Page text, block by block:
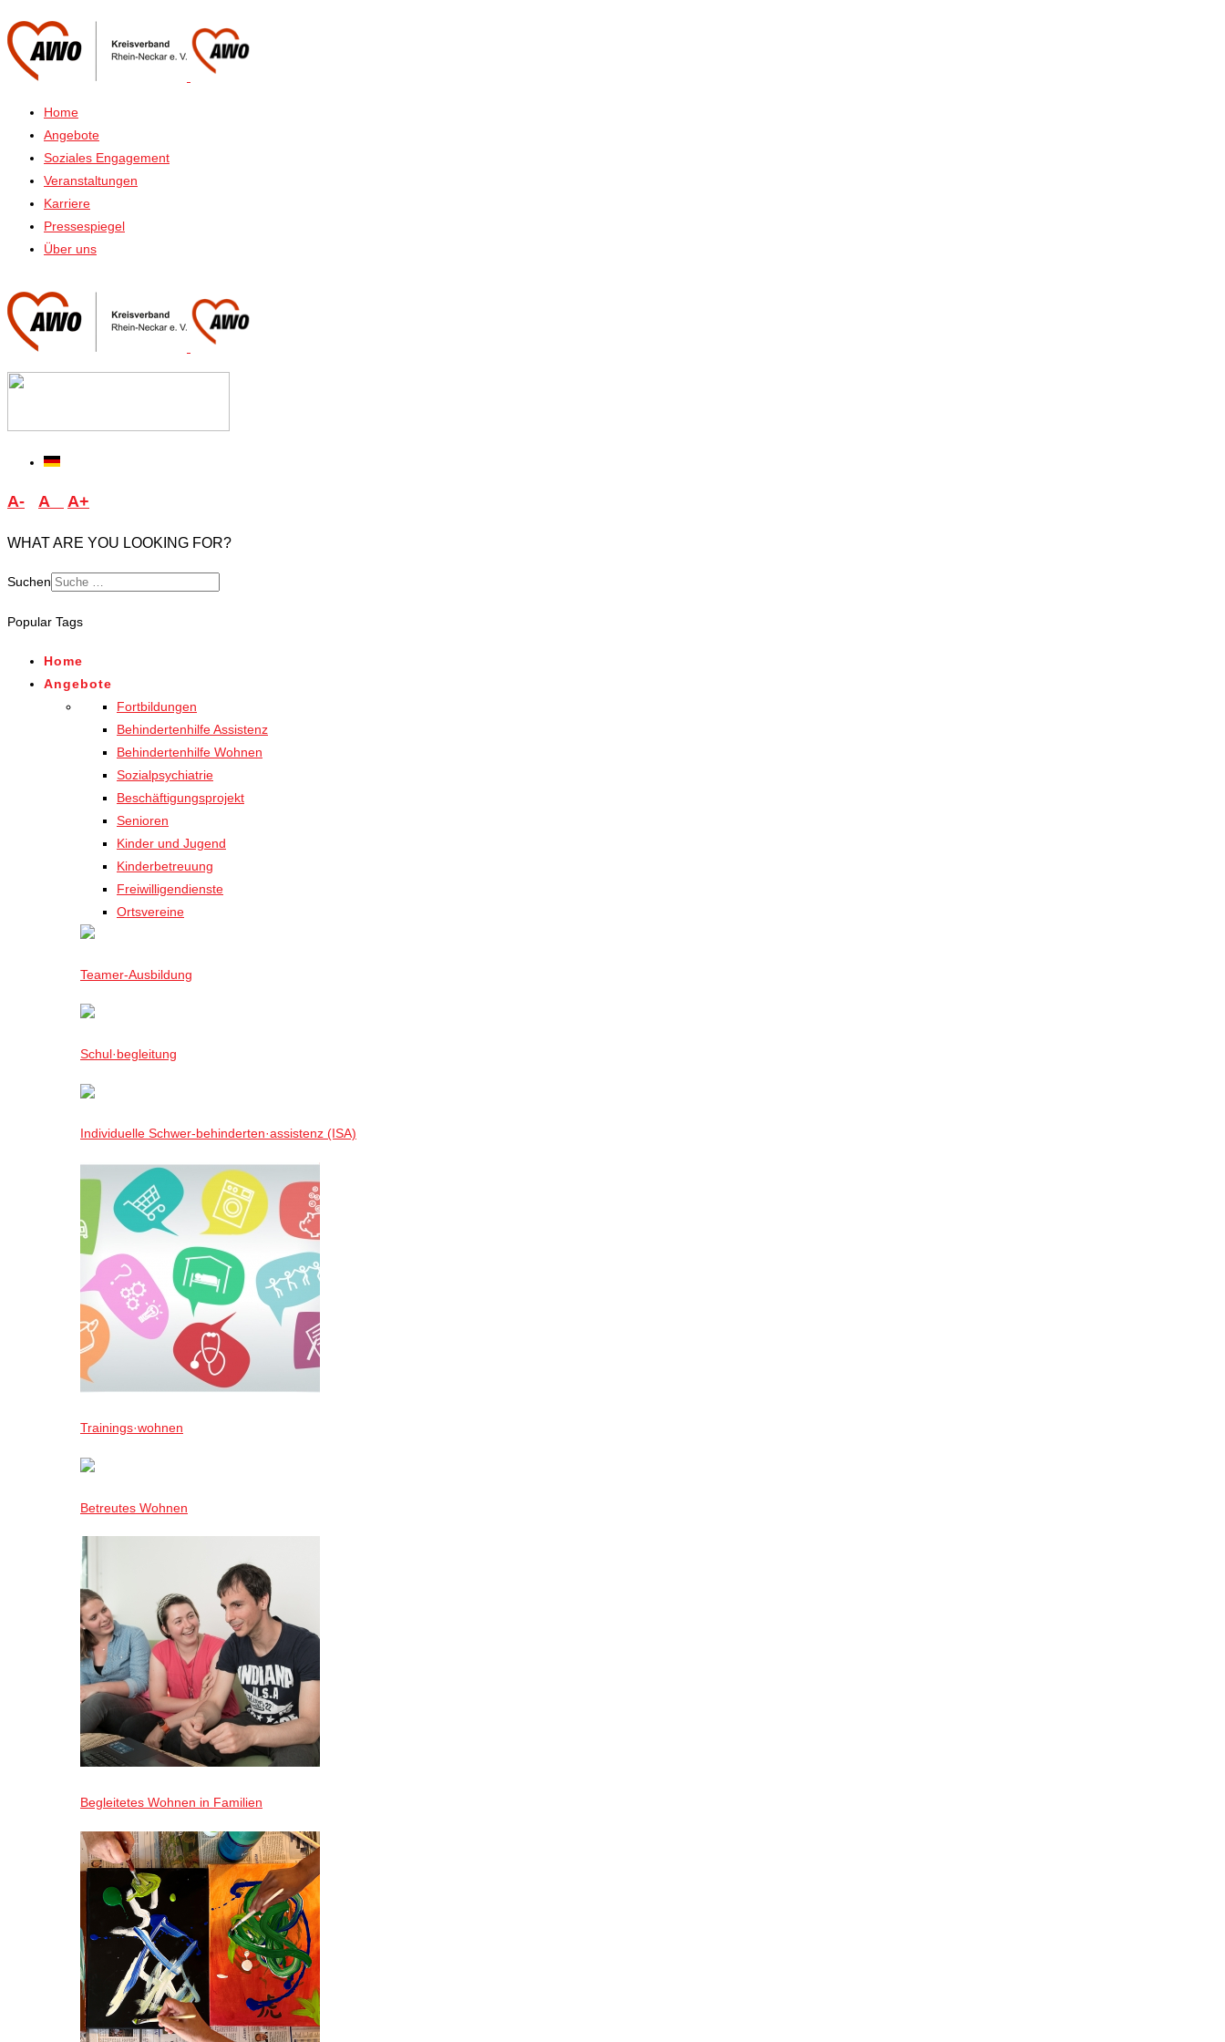
Home
Angebote
Soziales Engagement
Veranstaltungen
Karriere
Pressespiegel
Über uns
A- A A+
WHAT ARE YOU LOOKING FOR?
Suchen
for results.
Popular Tags
Home
Angebote
Fortbildungen
Behindertenhilfe Assistenz
Behindertenhilfe Wohnen
Sozialpsychiatrie
Beschäftigungsprojekt
Senioren
Kinder und Jugend
Kinderbetreuung
Freiwilligendienste
Ortsvereine
Teamer-Ausbildung
Schul·begleitung
Individuelle Schwer-behinderten·assistenz (ISA)
Trainings·wohnen
Betreutes Wohnen
Begleitetes Wohnen in Familien